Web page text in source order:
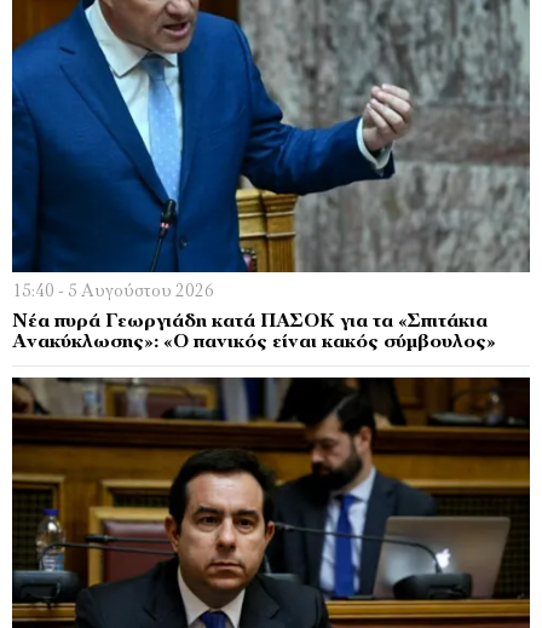
15:40 - 5 Αυγούστου 2026
Νέα πυρά Γεωργιάδη κατά ΠΑΣΟΚ για τα «Σπιτάκια
Ανακύκλωσης»: «Ο πανικός είναι κακός σύμβουλος»